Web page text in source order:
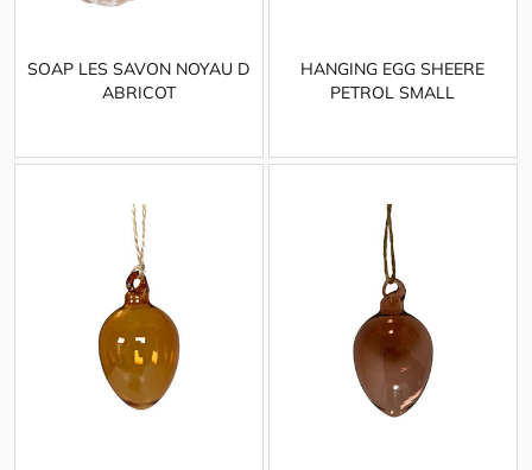
SOAP LES SAVON NOYAU D
ABRICOT
HANGING EGG SHEERE
PETROL SMALL